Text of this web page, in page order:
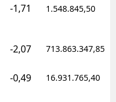
-1,71 1.548.845,50
-2,07 713.863.347,85
-0,49 16.931.765,40